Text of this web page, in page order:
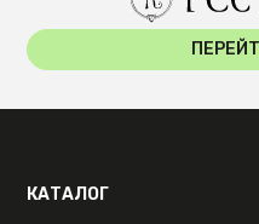
КАТАЛОГ